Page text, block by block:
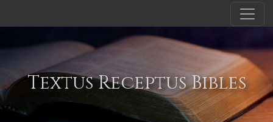
Textus Receptus Bibles